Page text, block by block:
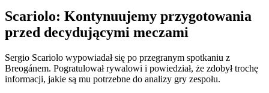
Scariolo: Kontynuujemy przygotowania
przed decydującymi meczami
Sergio Scariolo wypowiadał się po przegranym spotkaniu z
Breogánem. Pogratulował rywalowi i powiedział, że zdobył trochę
informacji, jakie są mu potrzebne do analizy gry zespołu.